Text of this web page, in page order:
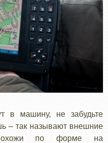
в машину, не забудьте
– так называют внешние
похожи по форме на